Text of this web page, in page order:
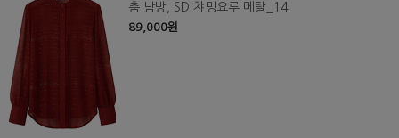
춤 남방, SD 챠밍요루 메탈_14
89,000원